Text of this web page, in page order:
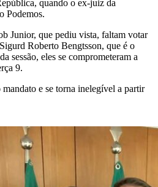
quando o ex-juiz da
Podemos.
Junior, que pediu vista, faltam votar
Roberto Bengtsson, que é o
sessão, eles se comprometeram a
9.
e se torna inelegível a partir